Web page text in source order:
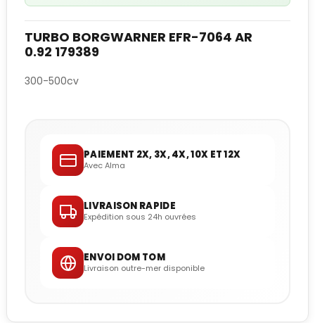
TURBO BORGWARNER EFR-7064 AR
0.92 179389
300-500cv
PAIEMENT 2X, 3X, 4X, 10X ET 12X
Avec Alma
LIVRAISON RAPIDE
Expédition sous 24h ouvrées
ENVOI DOM TOM
Livraison outre-mer disponible